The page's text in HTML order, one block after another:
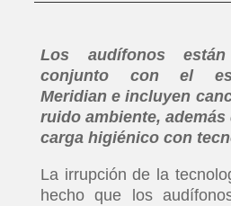
Los audífonos
conjunto con el
Meridian e incluyen
ruido ambiente,
carga higiénico con
La irrupción de la
hecho que los